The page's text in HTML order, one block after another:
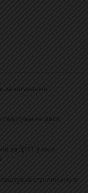
за катування
двох
за ДТП, у якій
стрілянину в